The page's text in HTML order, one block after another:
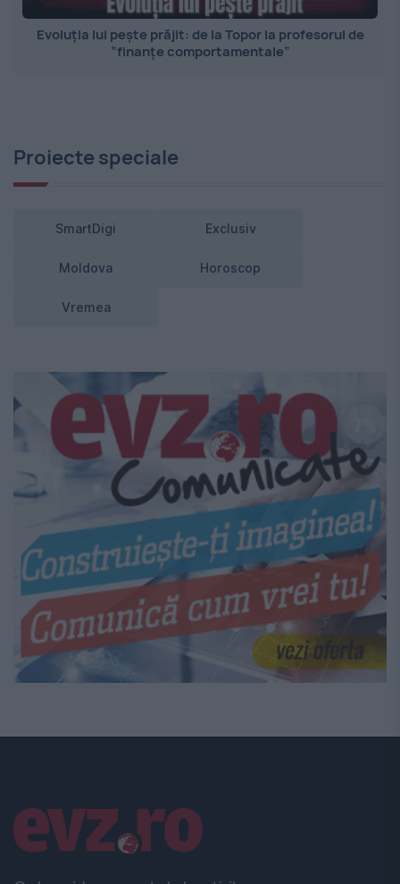
Evoluția lui pește prăjit: de la Topor la profesorul de
”finanțe comportamentale”
Proiecte speciale
SmartDigi Exclusiv
Moldova Horoscop
Vremea
Linkuri utile